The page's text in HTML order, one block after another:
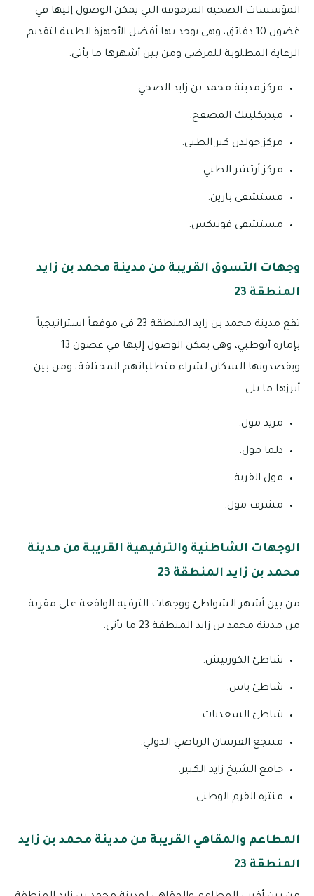
المؤسسات الصحية المرموقة التي يمكن الوصول إليها في
غضون 10 دقائق، وهى يوجد بها أفضل الأجهزة الطبية لتقديم
الرعاية المطلوبة للمرضي ومن بين أشهرها ما يأتي:
مركز مدينة محمد بن زايد الصحي.
ميديكلينك المصفح.
مركز جولدن كير الطبي.
مركز أرتشر الطبي.
مستشفى بارين.
مستشفى فونيكس.
وجهات التسوق القريبة من مدينة محمد بن زايد
المنطقة 23
تقع مدينة محمد بن زايد المنطقة 23 في موقعاً استراتيجياً
بإمارة أبوظبي، وهى يمكن الوصول إليها في غضون 13
ويقصدونها السكان لشراء متطلباتهم المختلفة، ومن بين
أبرزها ما يلي:
مزيد مول.
دلما مول.
مول القرية.
مشرف مول.
الوجهات الشاطئية والترفيهية القريبة من مدينة
محمد بن زايد المنطقة 23
من بين أشهر الشواطئ ووجهات الترفيه الواقعة على مقربة
من مدينة محمد بن زايد المنطقة 23 ما يأتي:
شاطئ الكورنيش.
شاطئ ياس.
شاطئ السعديات.
منتجع الفرسان الرياضي الدولي.
جامع الشيخ زايد الكبير.
منتزه القرم الوطني.
المطاعم والمقاهي القريبة من مدينة محمد بن زايد
المنطقة 23